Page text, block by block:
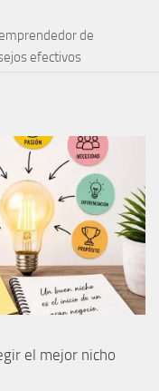
de
efectivos
el mejor nicho